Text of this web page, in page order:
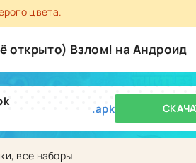
цвета.
открыто) Взлом! на Андроид
.apk
все наборы